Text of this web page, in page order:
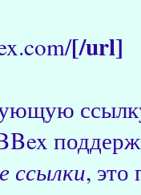
[/url]
ссылки, это